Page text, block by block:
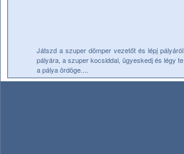
Játszd a szuper dömper vezetőt és lépj pályáról
pályára, a szuper kocsiddal, ügyeskedj és légy te
a pálya ördöge....